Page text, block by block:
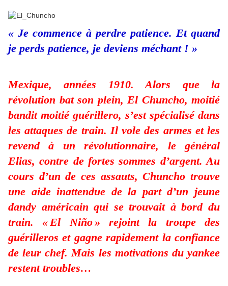
« Je commence à perdre patience. Et quand
je perds patience, je deviens méchant ! »
Mexique, années 1910. Alors que la
révolution bat son plein, El Chuncho, moitié
bandit moitié guérillero, s’est spécialisé dans
les attaques de train. Il vole des armes et les
revend à un révolutionnaire, le général
Elias, contre de fortes sommes d’argent. Au
cours d’un de ces assauts, Chuncho trouve
une aide inattendue de la part d’un jeune
dandy américain qui se trouvait à bord du
train. « El Niño » rejoint la troupe des
guérilleros et gagne rapidement la confiance
de leur chef. Mais les motivations du yankee
restent troubles…